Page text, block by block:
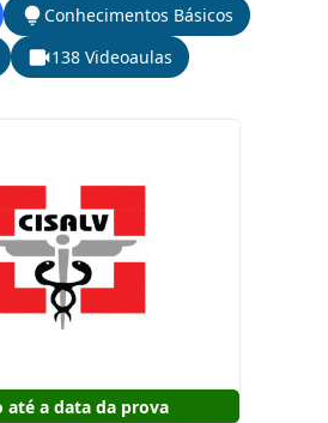
Conhecimentos Básicos
138 Videoaulas
até a data da prova